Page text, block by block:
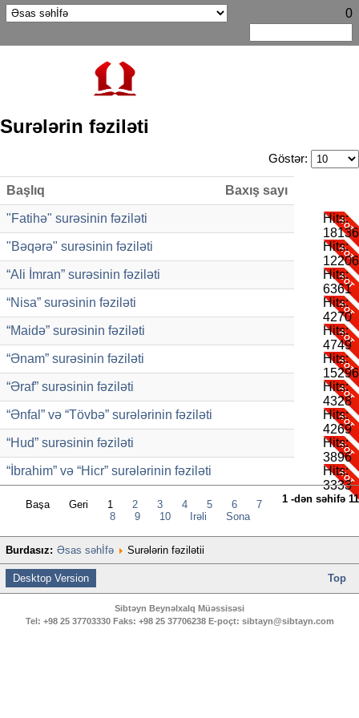
0
Surələrin fəziləti
Göstər:
Başlıq Baxış sayı
"Fatihə" surəsinin fəziləti
Hits:
18136
"Bəqərə" surəsinin fəziləti
Hits:
12206
“Ali İmran” surəsinin fəziləti
Hits:
6361
“Nisa” surəsinin fəziləti
Hits:
4270
“Maidə” surəsinin fəziləti
Hits:
4749
“Ənam” surəsinin fəziləti
Hits:
15296
“Əraf” surəsinin fəziləti
Hits:
4328
“Ənfal” və “Tövbə” surələrinin fəziləti
Hits:
4269
“Hud” surəsinin fəziləti
Hits:
3896
“İbrahim” və “Hicr” surələrinin fəziləti
Hits:
3333
1 -dən səhifə 11
Başa Geri 1 2 3 4 5 6
7
8
9 10 İrəli Sona
Burdasız: Əsas səhİfə Surələrin fəzilətii
Desktop Version Top
Sibtəyn Beynəlxalq Müəssisəsi
Tel: +98 25 37703330 Faks: +98 25 37706238 E-poçt: sibtayn@sibtayn.com